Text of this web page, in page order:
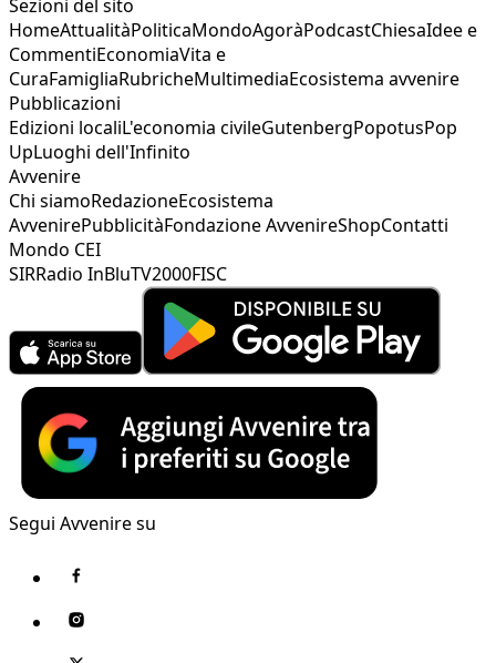
Sezioni del sito
HomeAttualitàPoliticaMondoAgoràPodcastChiesaIdee e
CommentiEconomiaVita e
CuraFamigliaRubricheMultimediaEcosistema avvenire
Pubblicazioni
Edizioni localiL'economia civileGutenbergPopotusPop
UpLuoghi dell'Infinito
Avvenire
Chi siamoRedazioneEcosistema
AvvenirePubblicitàFondazione AvvenireShopContatti
Mondo CEI
SIRRadio InBluTV2000FISC
Segui Avvenire su